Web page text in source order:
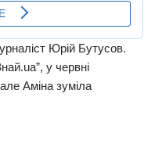
Юрій Бутусов.
у червні
Аміна зуміла